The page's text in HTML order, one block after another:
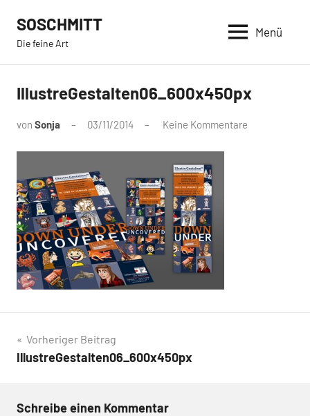
Inhalt
springen
SOSCHMITT
Die feine Art
Menü
IllustreGestalten06_600x450px
von Sonja 03/11/2014 Keine Kommentare
Beitragsnavigation
Vorheriger Beitrag
IllustreGestalten06_600x450px
Schreibe einen Kommentar